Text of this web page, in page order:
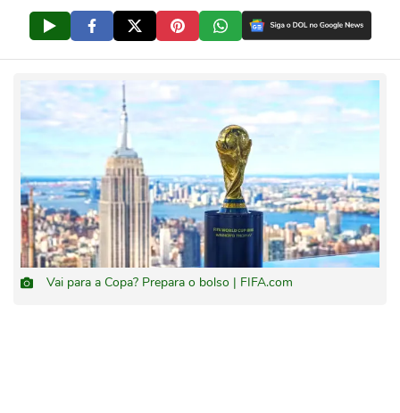
Vai para a Copa? Prepara o bolso | FIFA.com